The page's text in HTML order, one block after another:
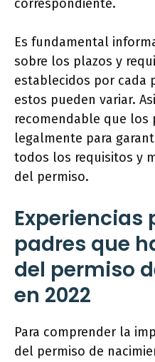
correspondiente.
Es fundamental
sobre los plazos y
establecidos por cada
estos pueden variar.
recomendable que los
legalmente para
todos los requisitos y
del permiso.
Experiencias
padres que
del permiso
en 2022
Para comprender la
del permiso de